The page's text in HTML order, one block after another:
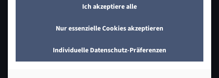
Fachwirt:in im E-Commerce
Ich akzeptiere alle
Nur essenzielle Cookies akzeptieren
Individuelle Datenschutz-Präferenzen